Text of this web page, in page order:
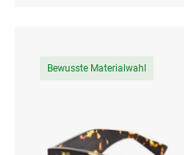
Bewusste Materialwahl